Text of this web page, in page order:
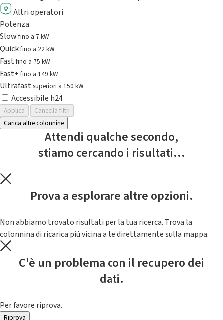
Altri operatori
Potenza
Slowfino a 7 kW
Quickfino a 22 kW
Fastfino a 75 kW
Fast+fino a 149 kW
Ultrafast superiori a 150 kW
Accessibile h24
Applica
Cancella filtri
Carica altre colonnine
Attendi qualche secondo,
stiamo cercando i risultati...
Prova a esplorare altre opzioni.
Non abbiamo trovato risultati per la tua ricerca. Trova la
colonnina di ricarica piú vicina a te direttamente sulla mappa.
C'è un problema con il recupero dei
dati.
Per favore riprova.
Riprova